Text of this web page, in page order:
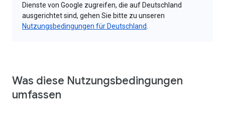
Dienste von Google zugreifen, die auf Deutschland
ausgerichtet sind, gehen Sie bitte zu unseren
Nutzungsbedingungen für Deutschland
Was diese Nutzungsbedingungen
umfassen